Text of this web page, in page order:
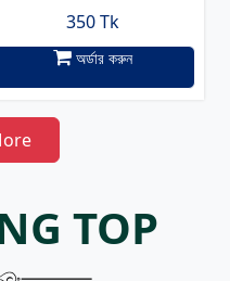
350 Tk
অর্ডার করুন
TOP